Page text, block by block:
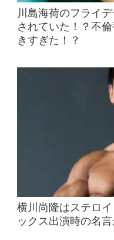
川島海荷のフライ
されていた！？不
きすぎた！？
横川尚隆はステロ
ックス出演時の名